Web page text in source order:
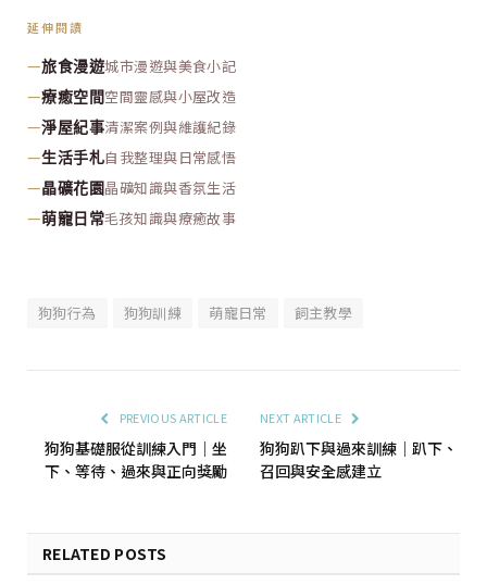
延伸閱讀
—旅食漫遊城市漫遊與美食小記
—療癒空間 空間靈感與小屋改造
—淨屋紀事清潔案例與維護紀錄
—生活手札自我整理與日常感悟
—晶礦花園 晶礦知識與香氛生活
—萌寵日常毛孩知識與療癒故事
狗狗行為 狗狗訓練 萌寵日常 飼主教學
PREVIOUS ARTICLE
狗狗基礎服從訓練入門｜坐
下、等待、過來與正向獎勵
NEXT ARTICLE
狗狗趴下與過來訓練｜趴下、
召回與安全感建立
RELATED POSTS